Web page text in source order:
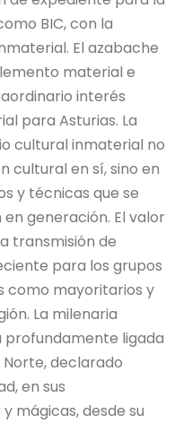
BIC, con la
El azabache
material e
interés
para Asturias. La
cultural inmaterial no
cultural en sí, sino en
y técnicas que se
generación. El valor
transmisión de
para los grupos
como mayoritarios y
La milenaria
ligada
declarado
en sus
mágicas, desde su